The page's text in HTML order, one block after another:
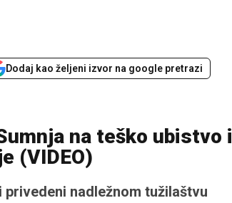
Dodaj kao željeni izvor na google pretrazi
na teško ubistvo i
(VIDEO)
nadležnom tužilaštvu